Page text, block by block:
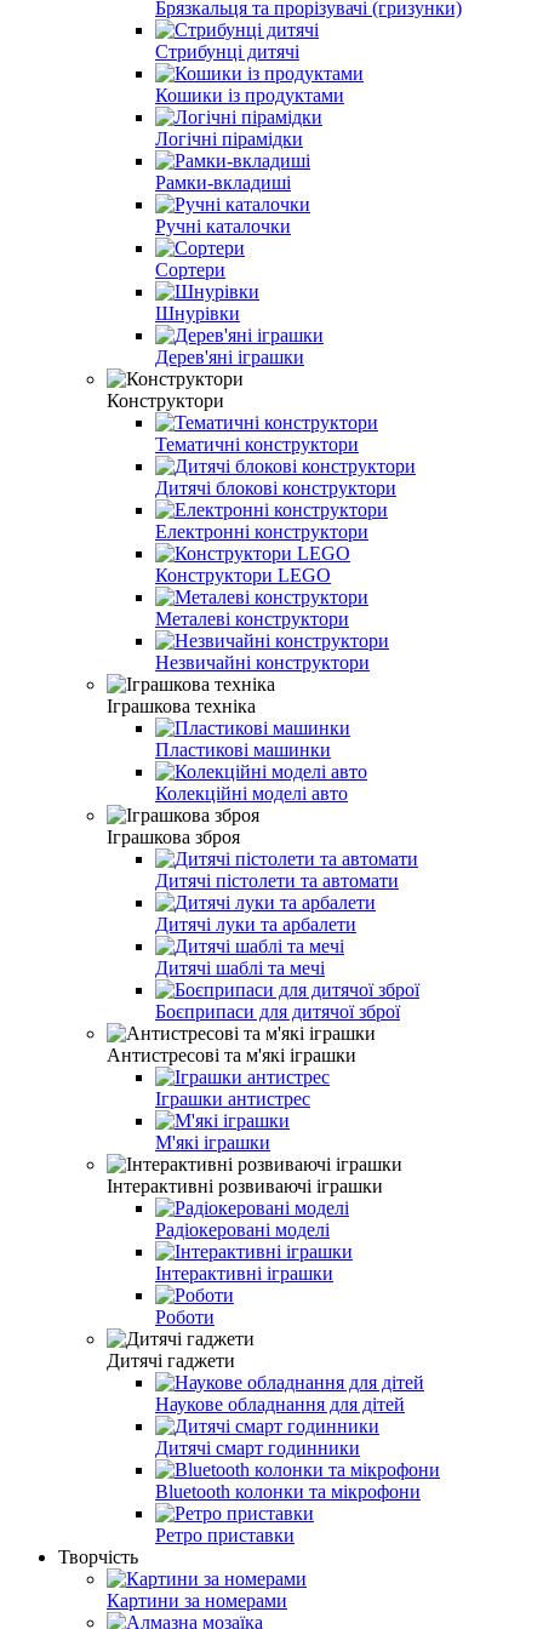
Брязкальця та прорізувачі (гризунки)
Стрибунці дитячі
Кошики із продуктами
Логічні пірамідки
Рамки-вкладиші
Ручні каталочки
Сортери
Шнурівки
Дерев'яні іграшки
Конструктори
Тематичні конструктори
Дитячі блокові конструктори
Електронні конструктори
Конструктори LEGO
Металеві конструктори
Незвичайні конструктори
Іграшкова техніка
Пластикові машинки
Колекційні моделі авто
Іграшкова зброя
Дитячі пістолети та автомати
Дитячі луки та арбалети
Дитячі шаблі та мечі
Боєприпаси для дитячої зброї
Антистресові та м'які іграшки
Іграшки антистрес
М'які іграшки
Інтерактивні розвиваючі іграшки
Радіокеровані моделі
Інтерактивні іграшки
Роботи
Дитячі гаджети
Наукове обладнання для дітей
Дитячі смарт годинники
Bluetooth колонки та мікрофони
Ретро приставки
Творчість
Картини за номерами